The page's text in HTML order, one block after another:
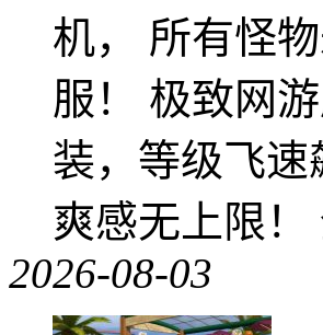
机， 所有怪
服！ 极致网
装，等级飞
爽感无上限！
2026-08-03